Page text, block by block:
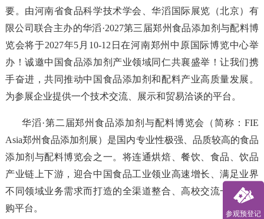
要。由河南省食品科学技术学会、华滔国际展览（北京）有
限公司联合主办的华滔·2027第三届郑州食品添加剂与配料博
览会将于2027年5月10-12日在河南郑州中原国际博览中心举
办！诚邀中国食品添加剂产业领域同仁共襄盛举！让我们携
手奋进，共同推动中国食品添加剂和配料产业高质量发展。
为参展企业提供一个技术交流、展示和贸易洽谈的平台。
华滔·第二届郑州食品添加剂与配料博览会（简称：FIE
Asia郑州食品添加剂展）是国内专业性极强、品质较高的食品
添加剂与配料博览会之一。将连通烘焙、餐饮、食品、饮品
产业链上下游，迎合中国食品工业领业高速增长、满足业界
不同领域业务需求而打造的全渠道整合、高校交流一站式采
购平台。
参观预登记